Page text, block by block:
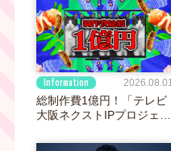
Information 2026.08.01
総制作費1億円！「テレビ
大阪ネクストIPプロジェク
定 第2弾応募も締切